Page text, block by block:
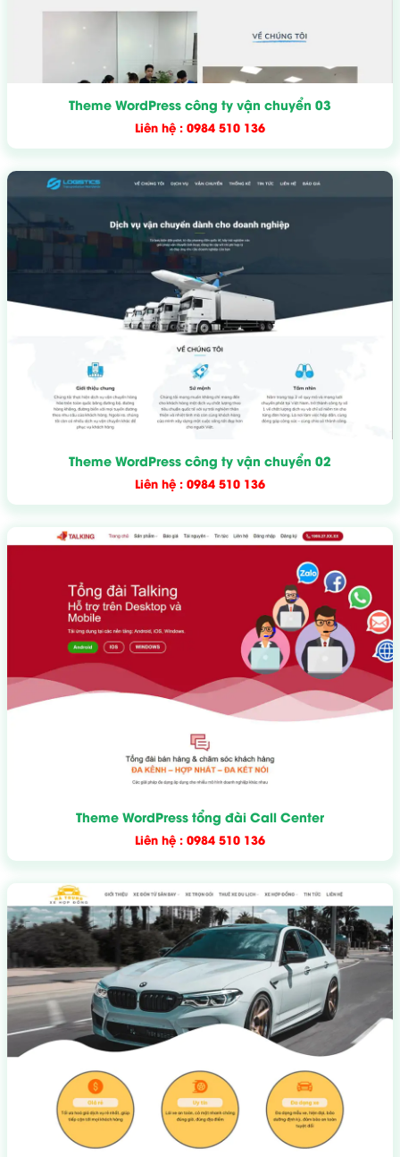
Theme WordPress công ty vận chuyển 03
Liên hệ : 0984 510 136
Theme WordPress công ty vận chuyển 02
Liên hệ : 0984 510 136
Theme WordPress tổng đài Call Center
Liên hệ : 0984 510 136